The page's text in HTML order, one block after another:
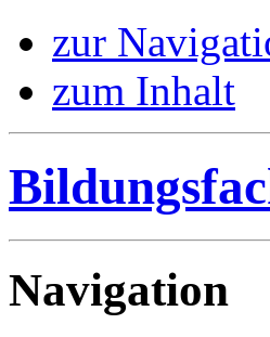
zur
zum Inhalt
Navigation